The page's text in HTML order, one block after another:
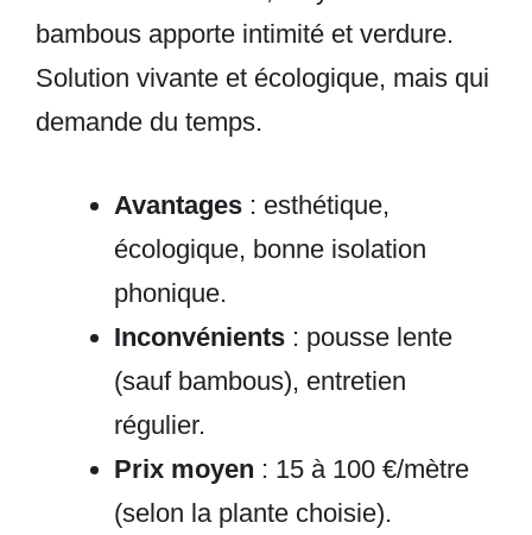
bambous apporte intimité et verdure.
Solution vivante et écologique, mais qui
demande du temps.
Avantages : esthétique,
écologique, bonne isolation
phonique.
Inconvénients : pousse lente
(sauf bambous), entretien
régulier.
Prix moyen : 15 à 100 €/mètre
(selon la plante choisie).